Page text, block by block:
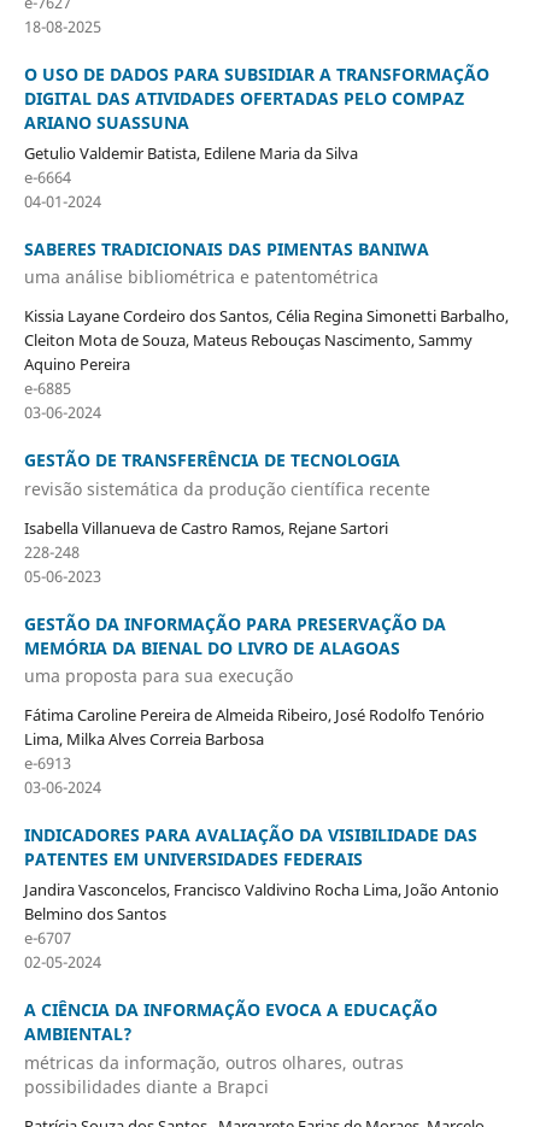
18-08-2025
O USO DE DADOS PARA SUBSIDIAR A TRANSFORMAÇÃO
DIGITAL DAS ATIVIDADES OFERTADAS PELO COMPAZ
ARIANO SUASSUNA
Getulio Valdemir Batista, Edilene Maria da Silva
e-6664
04-01-2024
SABERES TRADICIONAIS DAS PIMENTAS BANIWA
uma análise bibliométrica e patentométrica
Kissia Layane Cordeiro dos Santos, Célia Regina Simonetti Barbalho,
Cleiton Mota de Souza, Mateus Rebouças Nascimento, Sammy
Aquino Pereira
e-6885
03-06-2024
GESTÃO DE TRANSFERÊNCIA DE TECNOLOGIA
revisão sistemática da produção científica recente
Isabella Villanueva de Castro Ramos, Rejane Sartori
228-248
05-06-2023
GESTÃO DA INFORMAÇÃO PARA PRESERVAÇÃO DA
MEMÓRIA DA BIENAL DO LIVRO DE ALAGOAS
uma proposta para sua execução
Fátima Caroline Pereira de Almeida Ribeiro, José Rodolfo Tenório
Lima, Milka Alves Correia Barbosa
e-6913
03-06-2024
INDICADORES PARA AVALIAÇÃO DA VISIBILIDADE DAS
PATENTES EM UNIVERSIDADES FEDERAIS
Jandira Vasconcelos, Francisco Valdivino Rocha Lima, João Antonio
Belmino dos Santos
e-6707
02-05-2024
A CIÊNCIA DA INFORMAÇÃO EVOCA A EDUCAÇÃO
AMBIENTAL?
métricas da informação, outros olhares, outras
possibilidades diante a Brapci